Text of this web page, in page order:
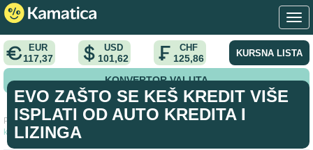
EUR
117,37
USD
101,62
CHF
125,86 KURSNA LISTA
KONVERTOR VALUTA
Početna > savet >
Evo zašto se keš kredit više isplati od auto
kredita i lizinga
EVO ZAŠTO SE KEŠ KREDIT VIŠE
ISPLATI OD AUTO KREDITA I
LIZINGA